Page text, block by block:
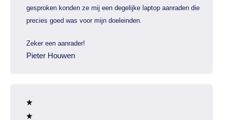
gesproken konden ze mij een degelijke laptop aanraden die
precies goed was voor mijn doeleinden.
Zeker een aanrader!
Pieter Houwen